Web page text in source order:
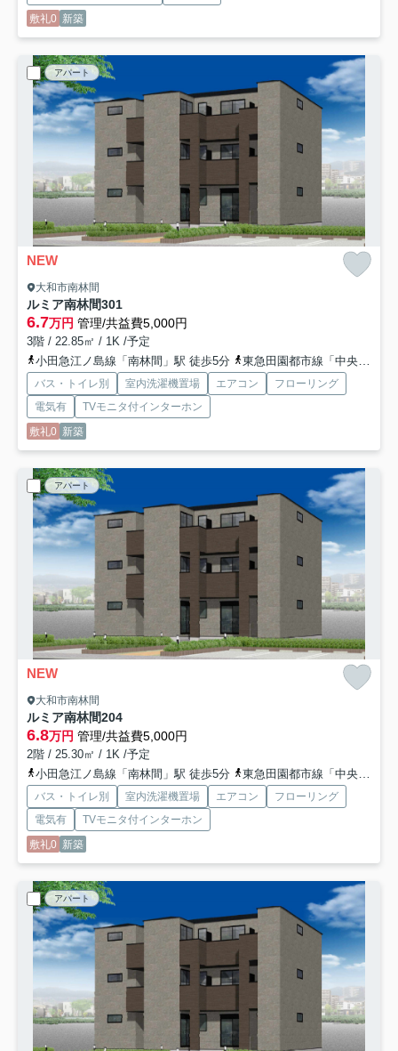
敷礼0 新築
アパート
NEW
大和市南林間
ルミア南林間301
6.7万円 管理/共益費5,000円
3階 / 22.85㎡ / 1K /予定
小田急江ノ島線「南林間」駅 徒歩5分
東急田園都市線「中央林間」駅 徒歩13分
バス・トイレ別 室内洗濯機置場 エアコン
フローリング
電気有
TVモニタ付インターホン
敷礼0 新築
アパート
NEW
大和市南林間
ルミア南林間204
6.8万円 管理/共益費5,000円
2階 / 25.30㎡ / 1K /予定
小田急江ノ島線「南林間」駅 徒歩5分
東急田園都市線「中央林間」駅 徒歩13分
バス・トイレ別 室内洗濯機置場 エアコン
フローリング
電気有
TVモニタ付インターホン
敷礼0 新築
アパート